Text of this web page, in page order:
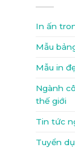
In ấn
Mẫu
Mẫu in
Ngành
thế giới
Tin tức
Tuyển